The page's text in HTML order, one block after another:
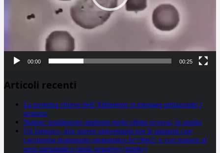
00:00 00:25
Articoli recenti
La proteina chiave dell’Alzheimer si propaga utilizzando i
neuroni
Statine: inutilmente attribuiti molti effetti avversi, lo studio
Un farmaco, due nuove opportunità per le pazienti con
carcinoma mammario metastatico hr+/her2- e con tumore al
seno metastatico triplo negativo (mtnbc)